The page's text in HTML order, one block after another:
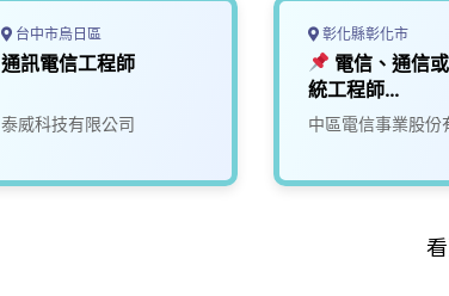
台中市烏日區
通訊電信工程師
泰威科技有限公司
彰化縣彰化市
電信、通信
統工程師
（
中區電信事業股份